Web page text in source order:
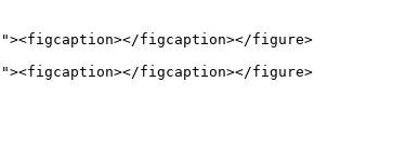
figcaption></figure>